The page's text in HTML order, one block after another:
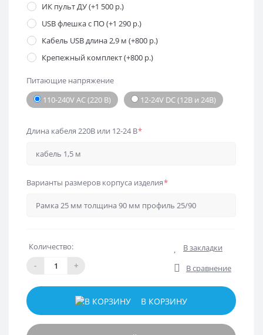
ИК пульт ДУ (+1 500 р.)
USB флешка с ПО (+1 290 р.)
Кабель USB длина 2,9 м (+800 р.)
Крепежный комплект (+800 р.)
Питающие напряжение
110-240V AC (220 В)
12-24V DC (12В и 24В)
Длина кабеля 220В или 12-24 В*
Варианты размеров корпуса изделия*
Количество:
- +
В закладки
В сравнение
В КОРЗИНУ